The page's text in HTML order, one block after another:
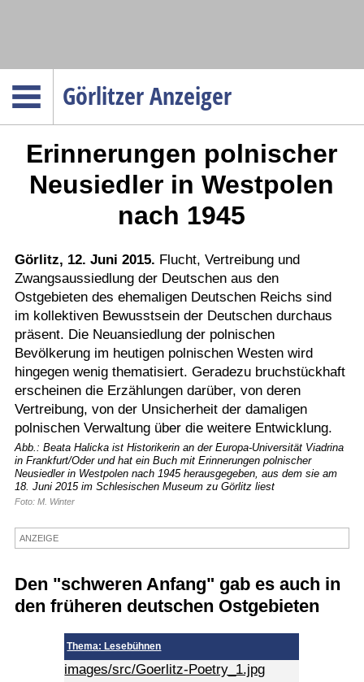
Görlitzer Anzeiger
Menüpunkte
Politik
Gesellschaft
Verkehr
Gesundheit
Kultur
Sport
Termine
Kostenlos
Erinnerungen polnischer
Neusiedler in Westpolen
nach 1945
Görlitz, 12. Juni 2015. Flucht, Vertreibung und
Zwangsaussiedlung der Deutschen aus den
Ostgebieten des ehemaligen Deutschen Reichs sind
im kollektiven Bewusstsein der Deutschen durchaus
präsent. Die Neuansiedlung der polnischen
Bevölkerung im heutigen polnischen Westen wird
hingegen wenig thematisiert. Geradezu bruchstückhaft
erscheinen die Erzählungen darüber, von deren
Vertreibung, von der Unsicherheit der damaligen
polnischen Verwaltung über die weitere Entwicklung.
Abb.: Beata Halicka ist Historikerin an der Europa-Universität Viadrina
in Frankfurt/Oder und hat ein Buch mit Erinnerungen polnischer
Neusiedler in Westpolen nach 1945 herausgegeben, aus dem sie am
18. Juni 2015 im Schlesischen Museum zu Görlitz liest
Foto: M. Winter
ANZEIGE
Den "schweren Anfang" gab es auch in
den früheren deutschen Ostgebieten
Thema: Lesebühnen
images/src/Goerlitz-Poetry_1.jpg